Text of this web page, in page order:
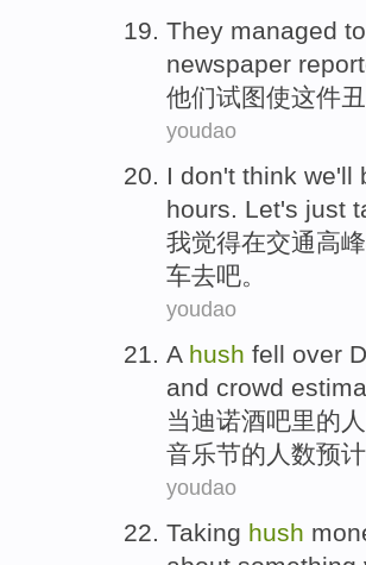
They managed to
newspaper
他们试图使这件
youdao
I don't think we'll
hours. Let's just
我觉得在交通高
车去吧。
youdao
A hush fell over
and crowd
当迪诺酒吧里的
音乐节的人数预计
youdao
Taking hush